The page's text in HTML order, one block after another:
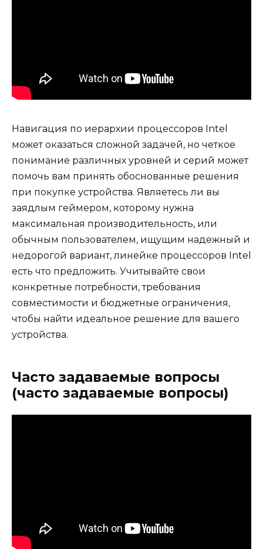
Навигация по иерархии процессоров Intel
может оказаться сложной задачей, но четкое
понимание различных уровней и серий может
помочь вам принять обоснованные решения
при покупке устройства. Являетесь ли вы
заядлым геймером, которому нужна
максимальная производительность, или
обычным пользователем, ищущим надежный и
недорогой вариант, линейке процессоров Intel
есть что предложить. Учитывайте свои
конкретные потребности, требования
совместимости и бюджетные ограничения,
чтобы найти идеальное решение для вашего
устройства.
Часто задаваемые вопросы
(часто задаваемые вопросы)